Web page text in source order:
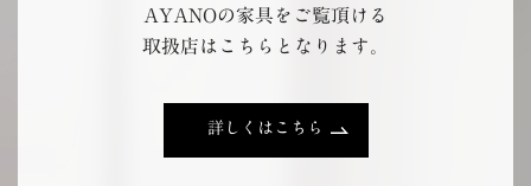
AYANOの家具をご覧頂ける
取扱店はこちらとなります。
詳しくはこちら